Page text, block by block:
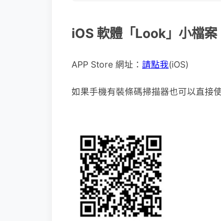
iOS 軟體「Look」小檔案
APP Store 網址： 請點我(iOS)
如果手機有裝條碼掃描器也可以直接